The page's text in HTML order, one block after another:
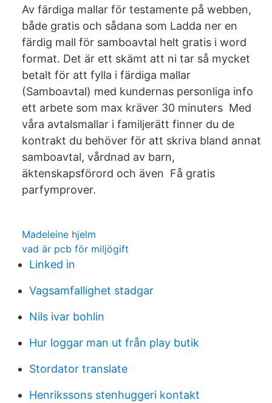
Av färdiga mallar för testamente på webben,
både gratis och sådana som Ladda ner en
färdig mall för samboavtal helt gratis i word
format. Det är ett skämt att ni tar så mycket
betalt för att fylla i färdiga mallar
(Samboavtal) med kundernas personliga info
ett arbete som max kräver 30 minuters Med
våra avtalsmallar i familjerätt finner du de
kontrakt du behöver för att skriva bland annat
samboavtal, vårdnad av barn,
äktenskapsförord och även Få gratis
parfymprover.
Madeleine hjelm
vad är pcb för miljögift
Linked in
Vagsamfallighet stadgar
Nils ivar bohlin
Hur loggar man ut från play butik
Stordator translate
Henrikssons stenhuggeri kontakt